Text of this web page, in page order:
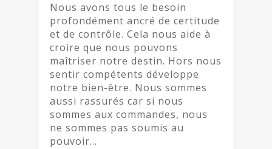
Nous avons tous le besoin
profondément ancré de certitude
et de contrôle. Cela nous aide à
croire que nous pouvons
maîtriser notre destin. Hors nous
sentir compétents développe
notre bien-être. Nous sommes
aussi rassurés car si nous
sommes aux commandes, nous
ne sommes pas soumis au
pouvoir…